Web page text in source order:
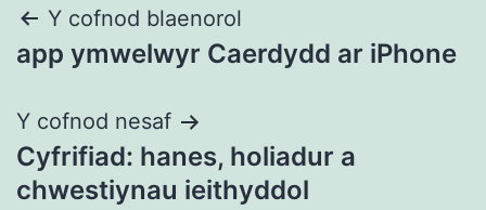
Llywio
cofnod
Y cofnod blaenorol
app ymwelwyr Caerdydd ar iPhone
Y cofnod nesaf
Cyfrifiad: hanes, holiadur a
chwestiynau ieithyddol